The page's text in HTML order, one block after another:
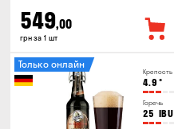
549,00
грн за 1 шт
Крепость
4.9 °
Горечь
25 IBU
Только онлайн